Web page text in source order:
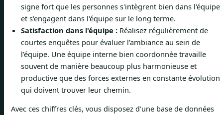
signe fort que les personnes s'intègrent bien dans l'équipe
et s'engagent dans l'équipe sur le long terme.
Satisfaction dans l'équipe : Réalisez régulièrement de
courtes enquêtes pour évaluer l’ambiance au sein de
l’équipe. Une équipe interne bien coordonnée travaille
souvent de manière beaucoup plus harmonieuse et
productive que des forces externes en constante évolution
qui doivent trouver leur chemin.
Avec ces chiffres clés, vous disposez d’une base de données